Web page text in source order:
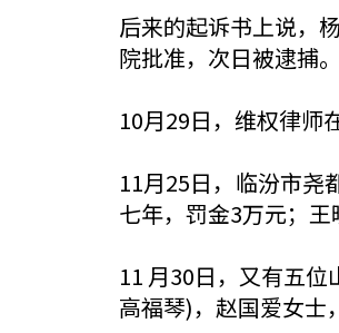
后来的起诉书上说，
院批准，次日被逮捕。
10月29日，维权律师
11月25日，临汾市
七年，罚金3万元；
11 月30日，又有五
高福琴)，赵国爱女士